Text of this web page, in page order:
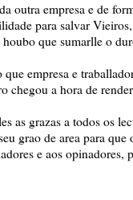
outra empresa e de
para salvar
que sumarlle o
empresa e
chegou a hora de
as grazas a todos os
grao de area para
e aos opinadores,